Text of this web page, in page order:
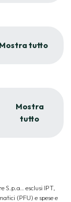
Mostra tutto
Mostra
tutto
S.p.a.. esclusi IPT,
(PFU) e spese e